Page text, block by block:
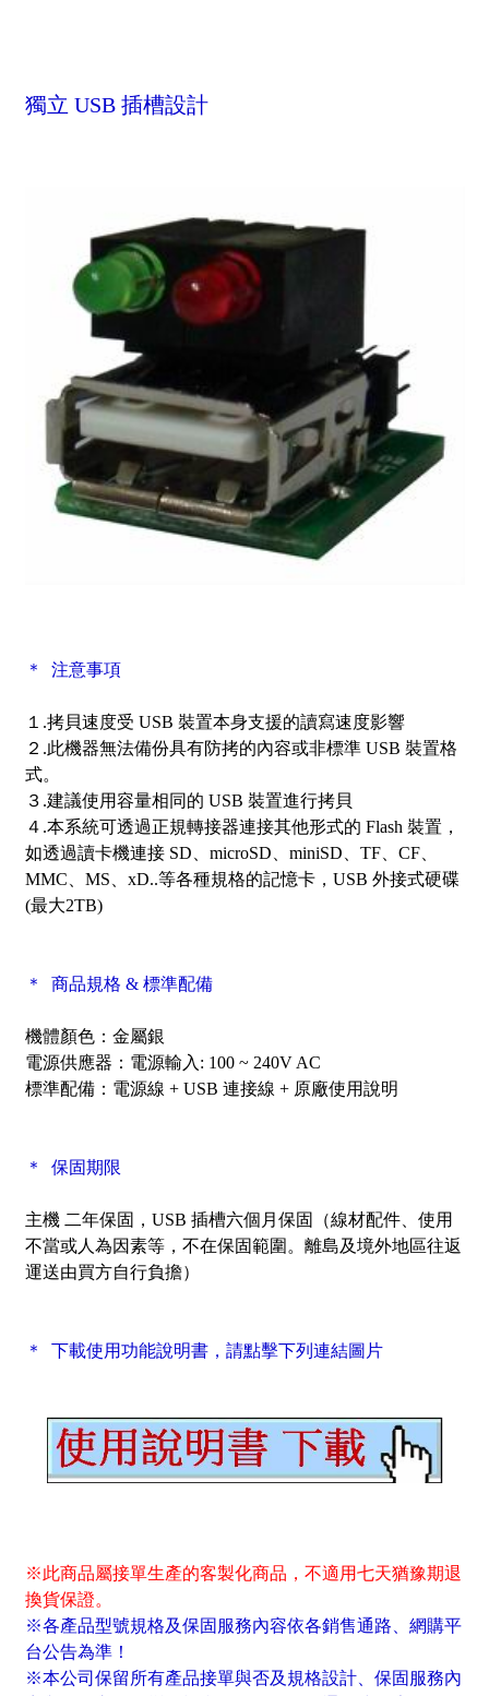
獨立 USB 插槽設計
＊ 注意事項
１.拷貝速度受 USB 裝置本身支援的讀寫速度影響
２.此機器無法備份具有防拷的內容或非標準 USB 裝置格
式。
３.建議使用容量相同的 USB 裝置進行拷貝
４.本系統可透過正規轉接器連接其他形式的 Flash 裝置，
如透過讀卡機連接 SD、microSD、miniSD、TF、CF、
MMC、MS、xD..等各種規格的記憶卡，USB 外接式硬碟
(最大2TB)
＊ 商品規格 & 標準配備
機體顏色：金屬銀
電源供應器：電源輸入: 100 ~ 240V AC
標準配備： 電源線 + USB 連接線 + 原廠使用說明
＊ 保固期限
主機 二年保固，USB 插槽六個月保固（線材配件、使用
不當或人為因素等，不在保固範圍。離島及境外地區往返
運送由買方自行負擔）
＊ 下載使用功能說明書，請點擊下列連結圖片
※此商品屬接單生產的客製化商品，不適用七天猶豫期退
換貨保證。
※各產品型號規格及保固服務內容依各銷售通路、網購平
台公告為準！
※本公司保留所有產品接單與否及規格設計、保固服務內